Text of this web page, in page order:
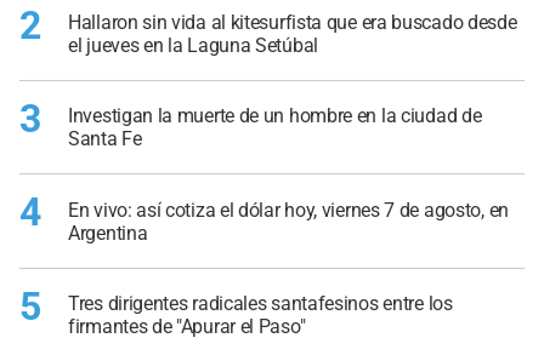
2
Hallaron sin vida al kitesurfista que era buscado desde
el jueves en la Laguna Setúbal
3
Investigan la muerte de un hombre en la ciudad de
Santa Fe
4
En vivo: así cotiza el dólar hoy, viernes 7 de agosto, en
Argentina
5
Tres dirigentes radicales santafesinos entre los
firmantes de "Apurar el Paso"